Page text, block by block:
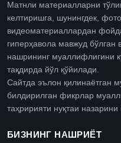
Матнли материалларни
келтиришга, шунингдек,
видеоматериаллардан
гиперҳавола мавжуд бўлган
нашрининг муаллифлигини
тақдирда йўл қўйилади.
Сайтда эълон қилинаётган
билдирилган фикрлар
таҳририяти нуқтаи
БИЗНИНГ НАШРИЁТ